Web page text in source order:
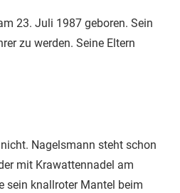
23. Juli 1987 geboren. Sein
zu werden. Seine Eltern
Nagelsmann steht schon
mit Krawattennadel am
sein knallroter Mantel beim